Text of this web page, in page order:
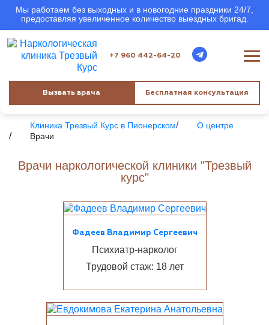
Мы работаем без выходных и в новогодние праздники 24/7,
предоставляя увеличенное количество выездных бригад.
+7 960 442-64-20
Вызвать врача Бесплатная консультация
Клиника Трезвый Курс в Пионерском
О центре
Врачи
Врачи наркологической клиники "Трезвый
курс"
Фадеев Владимир Сергеевич
Психиатр-нарколог
Трудовой стаж: 18 лет